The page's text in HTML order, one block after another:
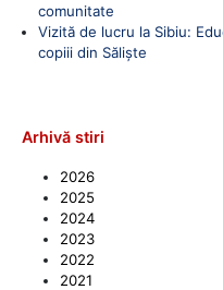
comunitate
Vizită de lucru la Sibiu:
copiii din Săliște
Arhivă stiri
2026
2025
2024
2023
2022
2021